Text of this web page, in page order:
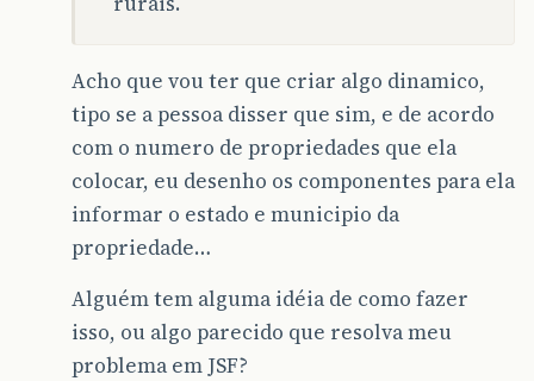
Acho que vou ter que criar algo dinamico,
tipo se a pessoa disser que sim, e de acordo
com o numero de propriedades que ela
colocar, eu desenho os componentes para ela
informar o estado e municipio da
propriedade…
Alguém tem alguma idéia de como fazer
isso, ou algo parecido que resolva meu
problema em JSF?